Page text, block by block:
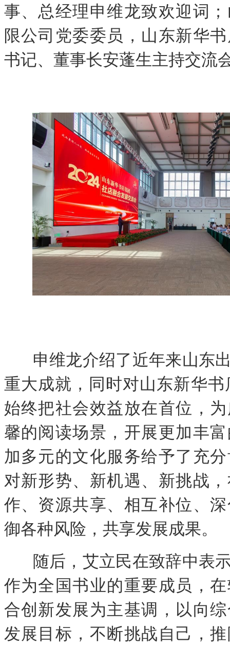
事、总经理申维龙致欢迎词
限公司党委委员，山东新华
书记、董事长安蓬生主持交流
申维龙介绍了近年来山东
重大成就，同时对山东新华
始终把社会效益放在首位，
馨的阅读场景，开展更加丰
加多元的文化服务给予了充
对新形势、新机遇、新挑战
作、资源共享、相互补位、
御各种风险，共享发展成果。
随后，艾立民在致辞中表
作为全国书业的重要成员，
合创新发展为主基调，以向
发展目标，不断挑战自己，